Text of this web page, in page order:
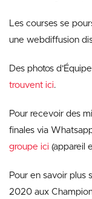
Les courses se
une webdiffusion
Des photos
trouvent ici.
Pour recevoir des
finales via
groupe ici (appareil
Pour en savoir plus
2020 aux